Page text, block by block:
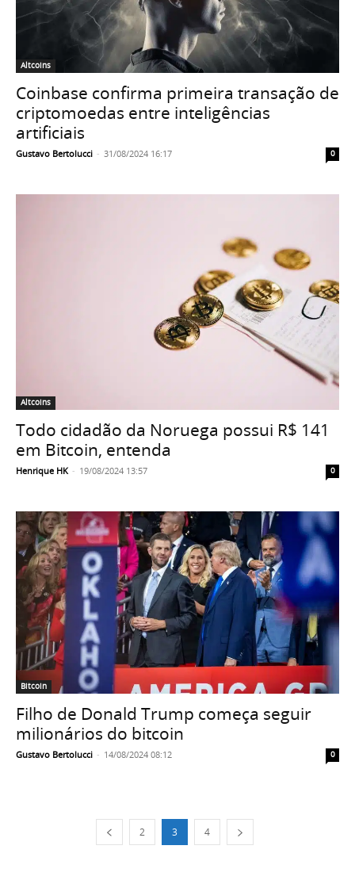
Altcoins
Coinbase confirma primeira transação de
criptomoedas entre inteligências
artificiais
Gustavo Bertolucci - 31/08/2024 16:17 0
Altcoins
Todo cidadão da Noruega possui R$ 141
em Bitcoin, entenda
Henrique HK - 19/08/2024 13:57 0
Bitcoin
Filho de Donald Trump começa seguir
milionários do bitcoin
Gustavo Bertolucci - 14/08/2024 08:12 0
2 3 4